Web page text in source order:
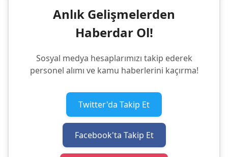
Anlık Gelişmelerden
Haberdar Ol!
Sosyal medya hesaplarımızı takip ederek
personel alımı ve kamu haberlerini kaçırma!
Twitter'da Takip Et
Facebook'ta Takip Et